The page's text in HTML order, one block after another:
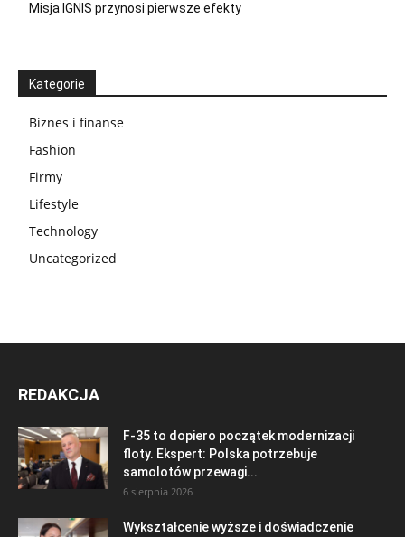
Misja IGNIS przynosi pierwsze efekty
Kategorie
Biznes i finanse
Fashion
Firmy
Lifestyle
Technology
Uncategorized
REDAKCJA
F-35 to dopiero początek modernizacji
floty. Ekspert: Polska potrzebuje
samolotów przewagi...
6 sierpnia 2026
Wykształcenie wyższe i doświadczenie